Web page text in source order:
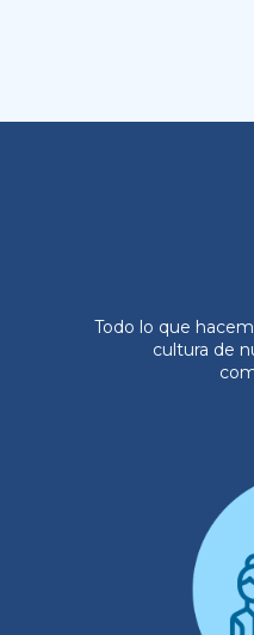
Todo lo que
cultura de